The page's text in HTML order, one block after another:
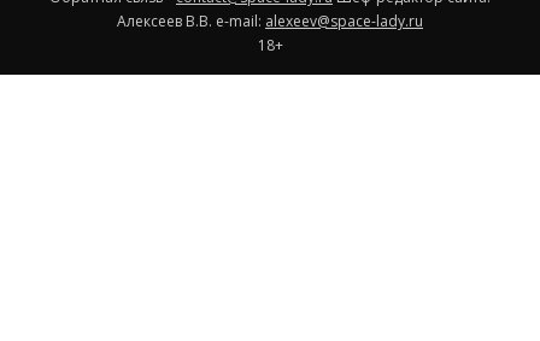
Алексеев В.В. e-mail: alexeev@space-lady.ru
18+